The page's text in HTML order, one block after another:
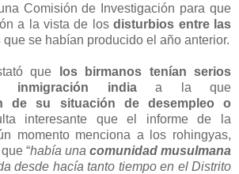
Comisión de Investigación para que
a la vista de losdisturbios entre las
que se habían producido el año anterior.
que
los birmanos tenían serios
indiaa la que
de su situación de desempleo o
interesante que el informe de la
momento menciona a los rohingyas,
“había una comunidad musulmana
desde hacía tanto tiempo en el Distrito